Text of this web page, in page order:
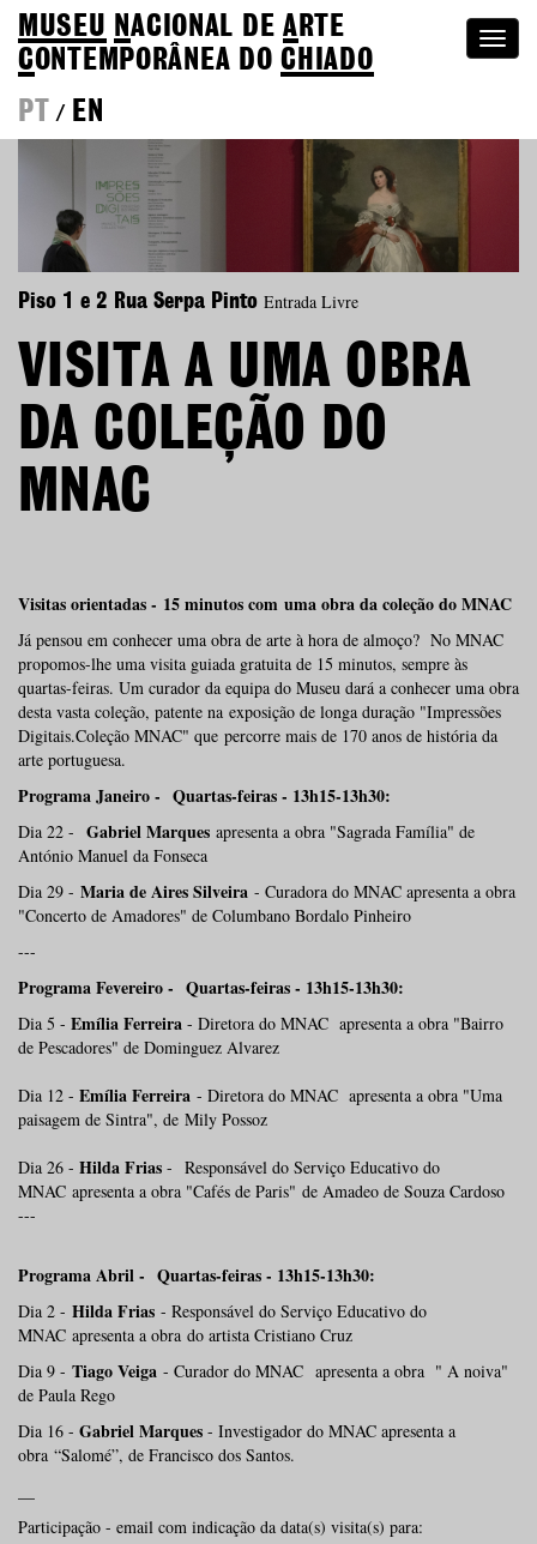
MUSEU NACIONAL DEA RTE
CONTEMPORÂNEA DOCHIADO
PT
/ EN
Piso 1 e 2 Rua Serpa Pinto Entrada Livre
VISITA A UMA OBRA
DA COLEÇÃO DO
MNAC
Visitas orientadas - 15 minutos com uma obra da coleção do MNAC
Já pensou em conhecer uma obra de arte à hora de almoço? No MNAC
propomos-lhe uma visita guiada gratuita de 15 minutos, sempre às
quartas-feiras. Um curador da equipa do Museu dará a conhecer uma obra
desta vasta coleção, patente na exposição de longa duração "Impressões
Digitais.Coleção MNAC" que percorre mais de 170 anos de história da
arte portuguesa.
Programa Janeiro - Quartas-feiras - 13h15-13h30:
Dia 22 - Gabriel Marques apresenta a obra "Sagrada Família" de
António Manuel da Fonseca
Dia 29 - Maria de Aires Silveira - Curadora do MNAC apresenta a obra
"Concerto de Amadores" de Columbano Bordalo Pinheiro
---
Programa Fevereiro - Quartas-feiras - 13h15-13h30:
Dia 5 - Emília Ferreira - Diretora do MNAC apresenta a obra "Bairro
de Pescadores" de Dominguez Alvarez
Dia 12 - Emília Ferreira - Diretora do MNAC apresenta a obra "Uma
paisagem de Sintra", de Mily Possoz
Dia 26 - Hilda Frias - Responsável do Serviço Educativo do
MNAC apresenta a obra "Cafés de Paris" de Amadeo de Souza Cardoso
---
Programa Abril - Quartas-feiras - 13h15-13h30:
Dia 2 - Hilda Frias - Responsável do Serviço Educativo do
MNAC apresenta a obra do artista Cristiano Cruz
Dia 9 - Tiago Veiga - Curador do MNAC apresenta a obra " A noiva"
de Paula Rego
Dia 16 - Gabriel Marques - Investigador do MNAC apresenta a
obra “Salomé”, de Francisco dos Santos.
Participação - email com indicação da data(s) visita(s) para: